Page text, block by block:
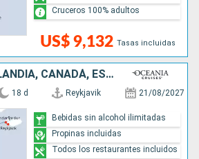
US$ 9,132 Tasas incluidas
Cruceros 100% adultos
ISLANDIA, GROENLANDIA, CANADÁ, ESTADOS UNIDOS
18 d Reykjavik 21/08/2027
Bebidas sin alcohol ilimitadas
Propinas incluidas
Todos los restaurantes incluidos